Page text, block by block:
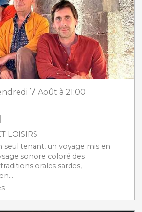
7 Août à 21:00
LOISIRS
seul tenant, un voyage mis en
sonore coloré des
orales sardes,